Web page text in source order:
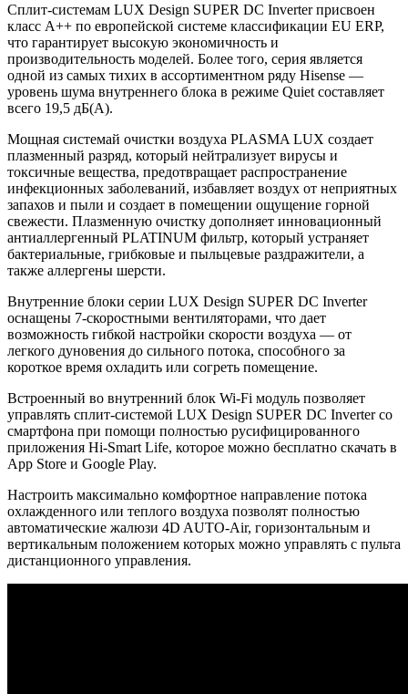
Сплит-системам LUX Design SUPER DC Inverter присвоен
класс А++ по европейской системе классификации EU ERP,
что гарантирует высокую экономичность и
производительность моделей. Более того, серия является
одной из самых тихих в ассортиментном ряду Hisense —
уровень шума внутреннего блока в режиме Quiet составляет
всего 19,5 дБ(А).
Мощная системай очистки воздуха PLASMA LUX создает
плазменный разряд, который нейтрализует вирусы и
токсичные вещества, предотвращает распространение
инфекционных заболеваний, избавляет воздух от неприятных
запахов и пыли и создает в помещении ощущение горной
свежести. Плазменную очистку дополняет инновационный
антиаллергенный PLATINUM фильтр, который устраняет
бактериальные, грибковые и пыльцевые раздражители, а
также аллергены шерсти.
Внутренние блоки серии LUX Design SUPER DC Inverter
оснащены 7-скоростными вентиляторами, что дает
возможность гибкой настройки скорости воздуха — от
легкого дуновения до сильного потока, способного за
короткое время охладить или согреть помещение.
Встроенный во внутренний блок Wi-Fi модуль позволяет
управлять сплит-системой LUX Design SUPER DC Inverter со
смартфона при помощи полностью русифицированного
приложения Hi-Smart Life, которое можно бесплатно скачать в
App Store и Google Play.
Настроить максимально комфортное направление потока
охлажденного или теплого воздуха позволят полностью
автоматические жалюзи 4D AUTO-Air, горизонтальным и
вертикальным положением которых можно управлять с пульта
дистанционного управления.